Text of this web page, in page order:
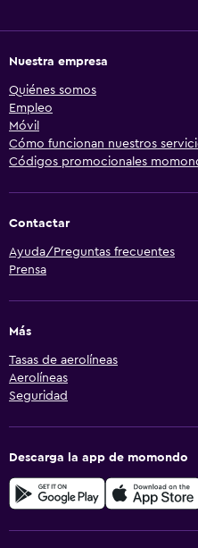
Nuestra empresa
Quiénes somos
Empleo
Móvil
Cómo funcionan nuestros
Códigos promocionales
Contactar
Ayuda/Preguntas frecuentes
Prensa
Más
Tasas de aerolíneas
Aerolíneas
Seguridad
Descarga la app de momondo